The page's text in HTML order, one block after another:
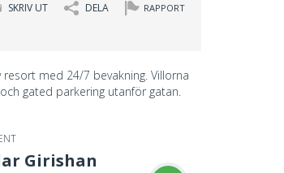
RAPPORT
DELA
SKRIV UT
med 24/7 bevakning. Villorna
gated parkering utanför gatan.
Girishan